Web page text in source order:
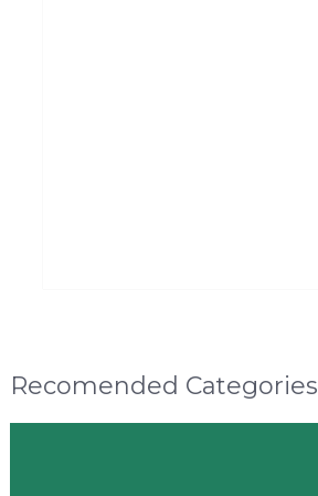
Recomended Categories